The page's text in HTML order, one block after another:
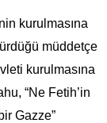
kurulmasına
müddetçe
kurulmasına
“Ne Fetih’in
Gazze”